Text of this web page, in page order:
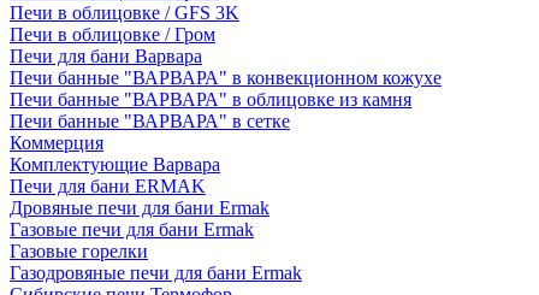
Печи в облицовке / GFS 3K
Печи в облицовке / Гром
Печи для бани Варвара
Печи банные "ВАРВАРА" в конвекционном кожухе
Печи банные "ВАРВАРА" в облицовке из камня
Печи банные "ВАРВАРА" в сетке
Коммерция
Комплектующие Варвара
Печи для бани ERMAK
Дровяные печи для бани Ermak
Газовые печи для бани Ermak
Газовые горелки
Газодровяные печи для бани Ermak